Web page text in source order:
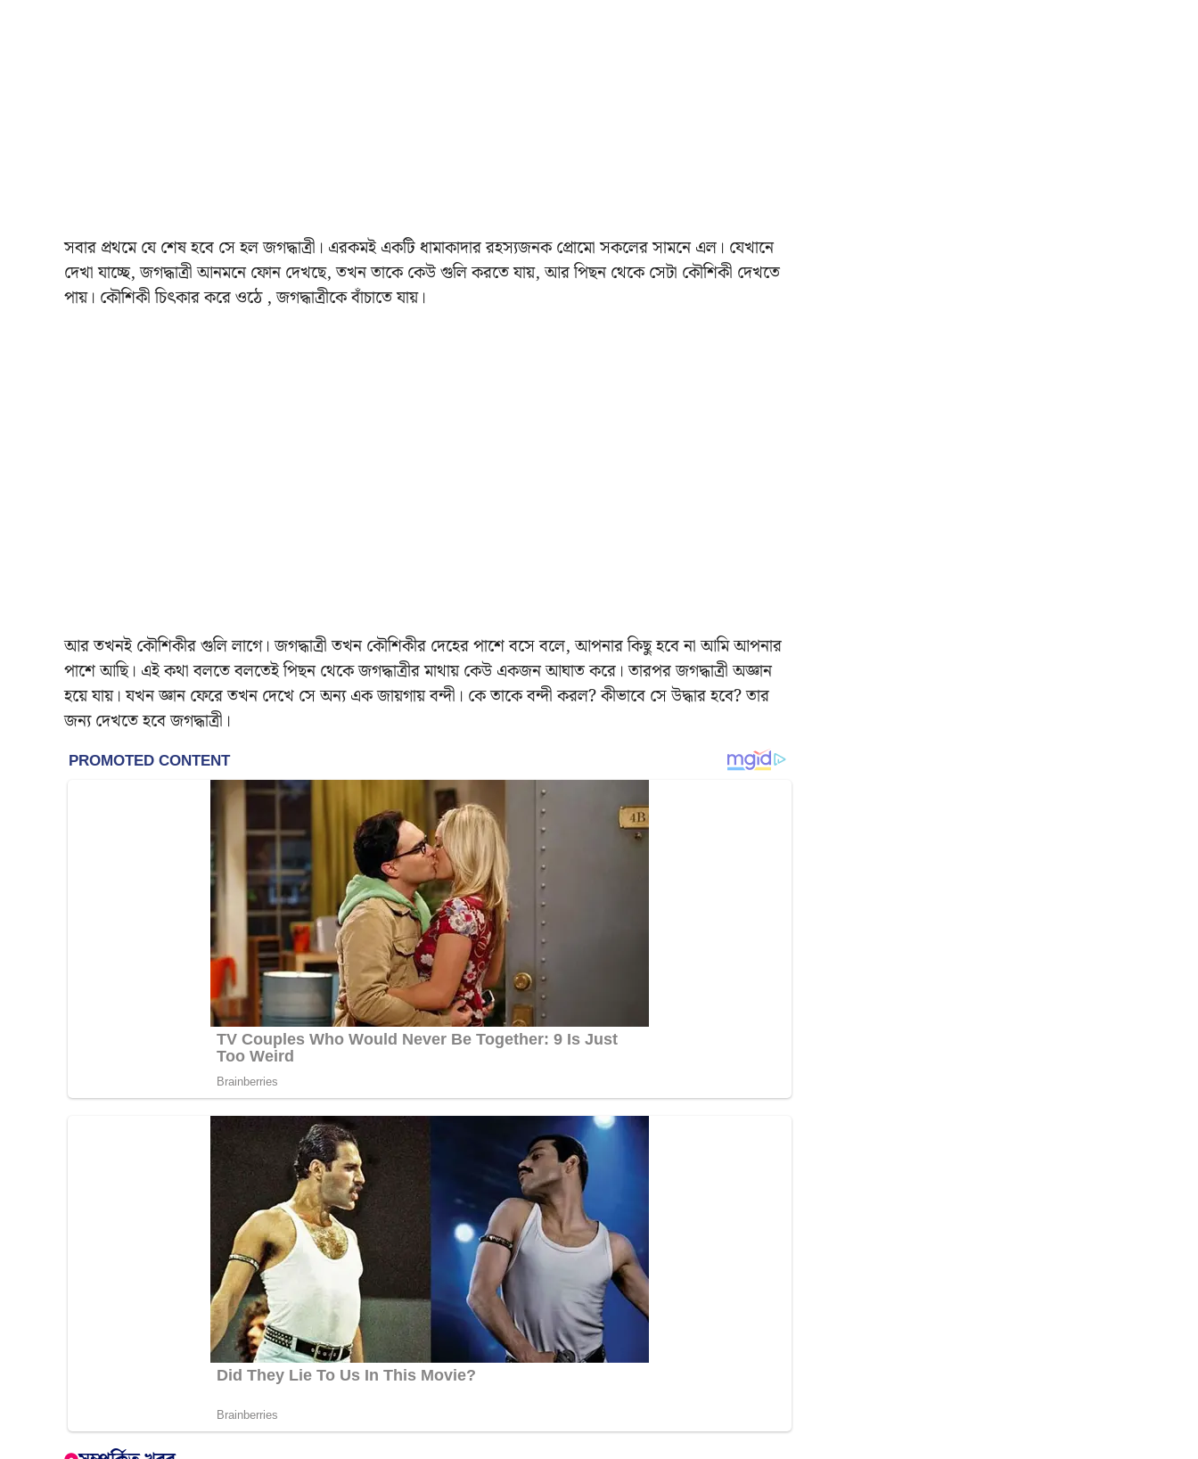
সবার প্রথমে যে শেষ হবে সে হল জগদ্ধাত্রী। এরকমই একটি ধামাকাদার রহস্যজনক প্রোমো সকলের সামনে এল। যেখানে
দেখা যাচ্ছে, জগদ্ধাত্রী আনমনে ফোন দেখছে, তখন তাকে কেউ গুলি করতে যায়, আর পিছন থেকে সেটা কৌশিকী দেখতে
পায়। কৌশিকী চিৎকার করে ওঠে , জগদ্ধাত্রীকে বাঁচাতে যায়।
আর তখনই কৌশিকীর গুলি লাগে। জগদ্ধাত্রী তখন কৌশিকীর দেহের পাশে বসে বলে, আপনার কিছু হবে না আমি আপনার
পাশে আছি। এই কথা বলতে বলতেই পিছন থেকে জগদ্ধাত্রীর মাথায় কেউ একজন আঘাত করে। তারপর জগদ্ধাত্রী অজ্ঞান
হয়ে যায়। যখন জ্ঞান ফেরে তখন দেখে সে অন্য এক জায়গায় বন্দী। কে তাকে বন্দী করল? কীভাবে সে উদ্ধার হবে? তার
জন্য দেখতে হবে জগদ্ধাত্রী।